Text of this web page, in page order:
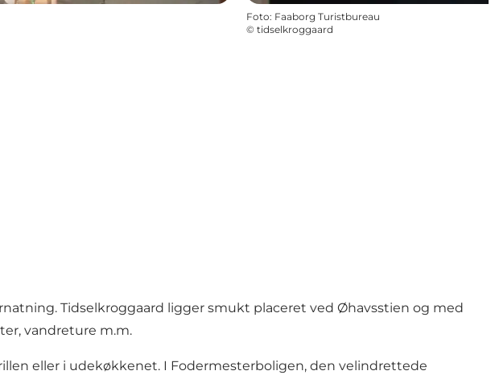
Foto: Faaborg Turistbureau
© tidselkroggaard
Tidselkroggaard ligger smukt placeret ved Øhavsstien og med
vandreture m.m.
eller i udekøkkenet. I Fodermesterboligen, den velindrettede